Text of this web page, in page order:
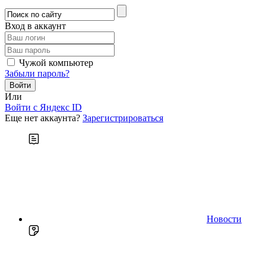
Вход в аккаунт
Чужой компьютер
Забыли пароль?
Или
Войти c Яндекс ID
Еще нет аккаунта? Зарегистрироваться
Новости